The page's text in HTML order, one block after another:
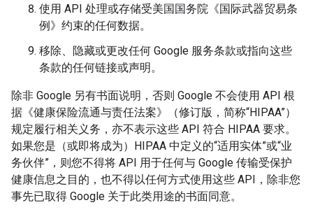
使用 API 处理或存储受美国国务院《国际武器贸易条
例》约束的任何数据。
移除、隐藏或更改任何 Google 服务条款或指向这些
条款的任何链接或声明。
除非 Google 另有书面说明，否则 Google 不会使用 API 根
据《健康保险流通与责任法案》（修订版，简称“HIPAA”）
规定履行相关义务，亦不表示这些 API 符合 HIPAA 要求。
如果您是（或即将成为）HIPAA 中定义的“适用实体”或“业
务伙伴”，则您不得将 API 用于任何与 Google 传输受保护
健康信息之目的，也不得以任何方式使用这些 API，除非您
事先已取得 Google 关于此类用途的书面同意。